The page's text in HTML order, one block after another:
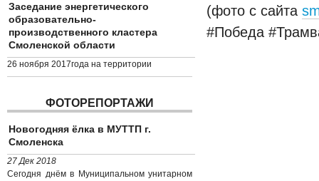
(фото с сайта
#Победа
Заседание энергетического
образовательно-
производственного кластера
Смоленской области
26 ноября 2017года на территории
ФОТОРЕПОРТАЖИ
Новогодняя ёлка в МУТТП г.
Смоленска
27 Дек 2018
Сегодня днём в Муниципальном унитарном